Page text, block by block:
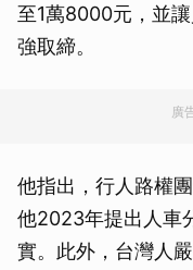
至1萬8000元，並
強取締。
廣
他指出，行人路權
他2023年提出人車
實。此外，台灣人